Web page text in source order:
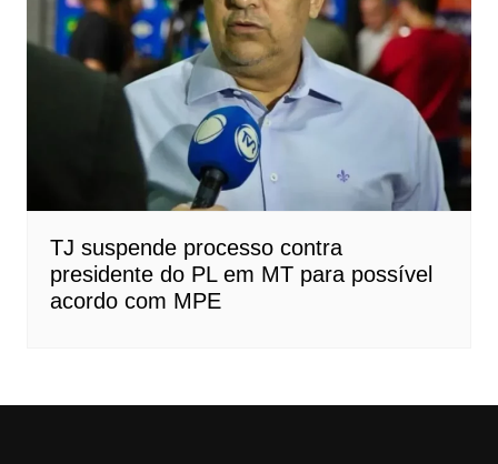
TJ suspende processo contra
presidente do PL em MT para possível
acordo com MPE